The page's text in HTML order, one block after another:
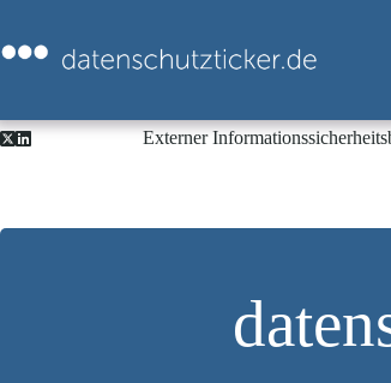
springen
Externer